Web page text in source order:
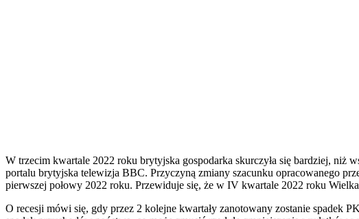
W trzecim kwartale 2022 roku brytyjska gospodarka skurczyła się bardziej, niż
portalu brytyjska telewizja BBC. Przyczyną zmiany szacunku opracowanego
pierwszej połowy 2022 roku. Przewiduje się, że w IV kwartale 2022 roku
O recesji mówi się, gdy przez 2 kolejne kwartały zanotowany zostanie